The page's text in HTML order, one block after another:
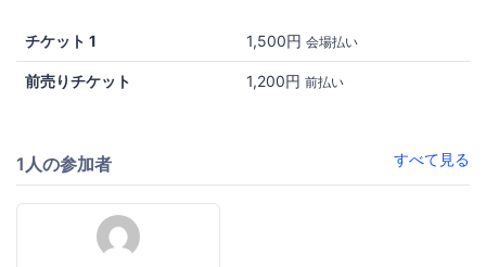
チケット 1 1,500円 会場払い
前売りチケット 1,200円 前払い
1人の参加者 すべて見る